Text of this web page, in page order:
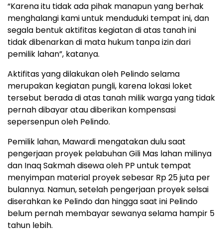
“Karena itu tidak ada pihak manapun yang berhak
menghalangi kami untuk menduduki tempat ini, dan
segala bentuk aktifitas kegiatan di atas tanah ini
tidak dibenarkan di mata hukum tanpa izin dari
pemilik lahan”, katanya.
Aktifitas yang dilakukan oleh Pelindo selama
merupakan kegiatan pungli, karena lokasi loket
tersebut berada di atas tanah milik warga yang tidak
pernah dibayar atau diberikan kompensasi
sepersenpun oleh Pelindo.
Pemilik lahan, Mawardi mengatakan dulu saat
pengerjaan proyek pelabuhan Gili Mas lahan milinya
dan Inaq Sakmah disewa oleh PP untuk tempat
menyimpan material proyek sebesar Rp 25 juta per
bulannya. Namun, setelah pengerjaan proyek selsai
diserahkan ke Pelindo dan hingga saat ini Pelindo
belum pernah membayar sewanya selama hampir 5
tahun lebih.